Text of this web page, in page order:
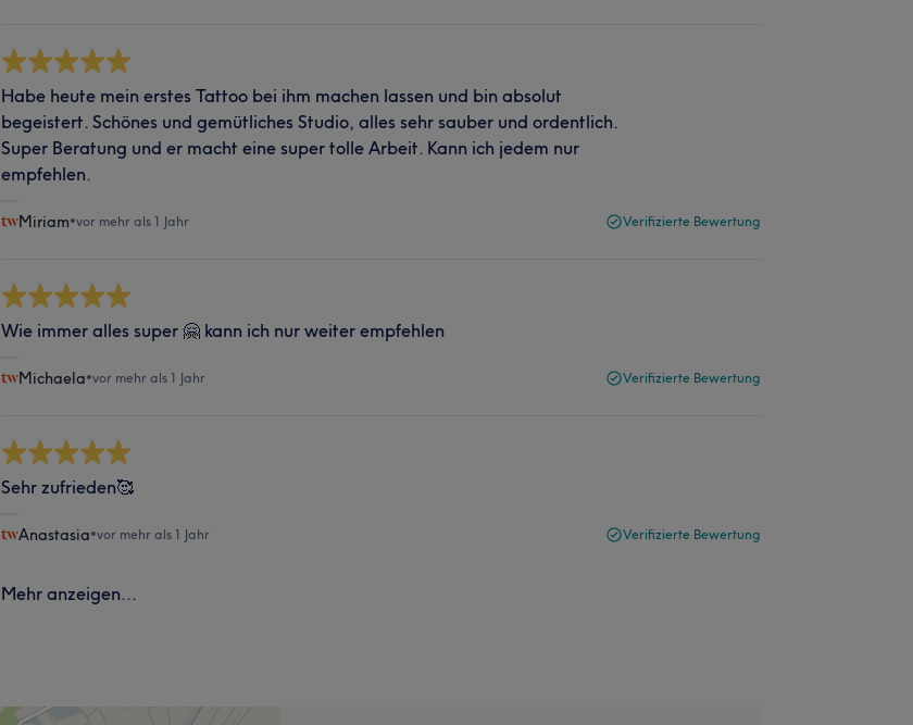
Habe heute mein erstes Tattoo bei ihm machen lassen und bin absolut
begeistert. Schönes und gemütliches Studio, alles sehr sauber und ordentlich.
Super Beratung und er macht eine super tolle Arbeit. Kann ich jedem nur
empfehlen.
Miriam•vor mehr als 1 Jahr Verifizierte Bewertung
Wie immer alles super 🤗 kann ich nur weiter empfehlen
Michaela•vor mehr als 1 Jahr Verifizierte Bewertung
Sehr zufrieden🥰
Anastasia•vor mehr als 1 Jahr Verifizierte Bewertung
Mehr anzeigen...